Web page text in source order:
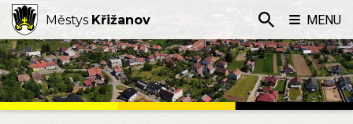
Městys Křižanov MENU